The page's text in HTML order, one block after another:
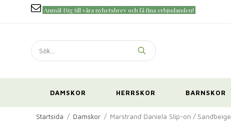
Anmäl Dig till våra nyhetsbrev och få fina erbjudanden!
DAMSKOR HERRSKOR BARNSKOR
Startsida / Damskor / Marstrand Daniela Slip-on / Sandbeige